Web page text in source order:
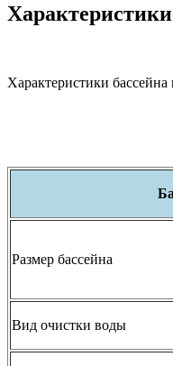
Характеристики
Размер бассейна
Вид очистки воды